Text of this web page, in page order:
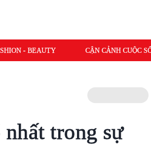
- BEAUTY CẬN CẢNH CUỘC
nhất trong sự